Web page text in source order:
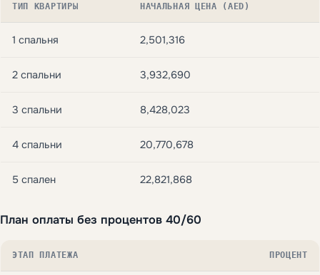
ТИП КВАРТИРЫ НАЧАЛЬНАЯ ЦЕНА (AED)
1 спальня 2,501,316
2 спальни 3,932,690
3 спальни 8,428,023
4 спальни 20,770,678
5 спален 22,821,868
План оплаты без процентов 40/60
ЭТАП ПЛАТЕЖА ПРОЦЕНТ